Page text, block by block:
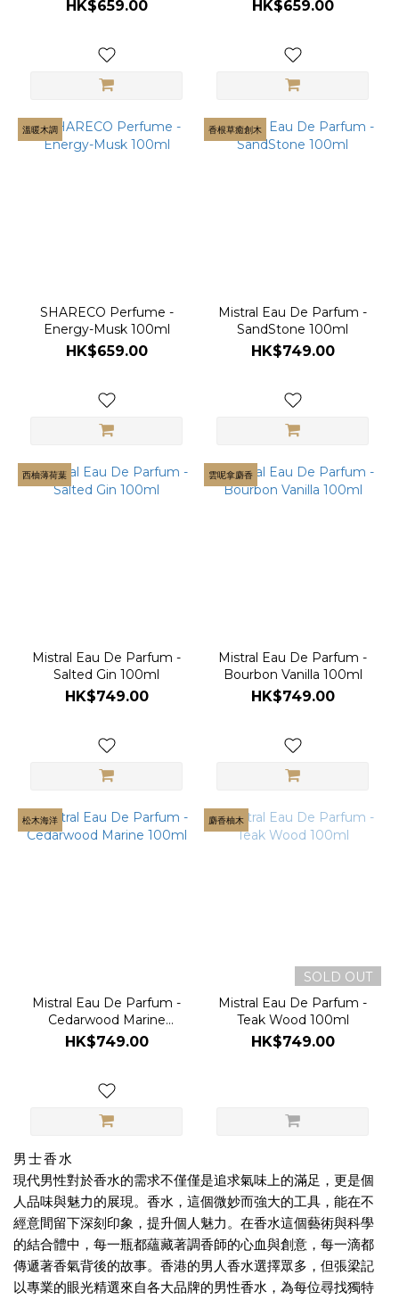
HK$659.00 HK$659.00
溫暖木調
SHARECO Perfume -
Energy-Musk 100ml
HK$659.00
香根草癒創木
Mistral Eau De Parfum -
SandStone 100ml
HK$749.00
西柚薄荷葉
Mistral Eau De Parfum -
Salted Gin 100ml
HK$749.00
雲呢拿麝香
Mistral Eau De Parfum -
Bourbon Vanilla 100ml
HK$749.00
松木海洋
Mistral Eau De Parfum -
Cedarwood Marine
100ml
HK$749.00
麝香柚木
SOLD OUT
Mistral Eau De Parfum -
Teak Wood 100ml
HK$749.00
男士香水
現代男性對於香水的需求不僅僅是追求氣味上的滿足，更是個
人品味與魅力的展現。香水，這個微妙而強大的工具，能在不
經意間留下深刻印象，提升個人魅力。在香水這個藝術與科學
的結合體中，每一瓶都蘊藏著調香師的心血與創意，每一滴都
傳遞著香氣背後的故事。香港的男人香水選擇眾多，但張梁記
以專業的眼光精選來自各大品牌的男性香水，為每位尋找獨特